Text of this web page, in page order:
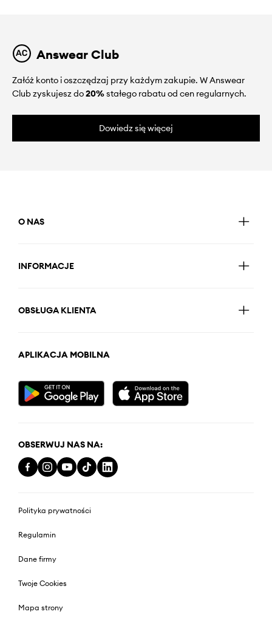
Answear Club
Załóż konto i oszczędzaj przy każdym zakupie. W Answear
Club zyskujesz do20%stałego rabatu od cen regularnych.
Dowiedz się więcej
O NAS
INFORMACJE
OBSŁUGA KLIENTA
APLIKACJA MOBILNA
OBSERWUJ NAS NA:
Polityka prywatności
Regulamin
Dane firmy
Twoje Cookies
Mapa strony